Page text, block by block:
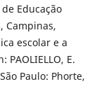
Educação
Campinas,
escolar e a
E.
Paulo: Phorte,